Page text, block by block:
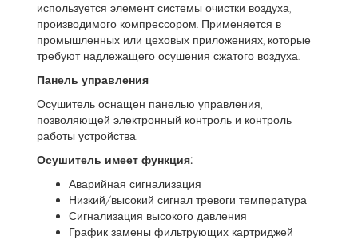
используется элемент системы очистки воздуха,
производимого компрессором. Применяется в
промышленных или цеховых приложениях, которые
требуют надлежащего осушения сжатого воздуха.
Панель управления
Осушитель оснащен панелью управления,
позволяющей электронный контроль и контроль
работы устройства.
Осушитель имеет функция:
Аварийная сигнализация
Низкий/высокий сигнал тревоги температура
Сигнализация высокого давления
График замены фильтрующих картриджей